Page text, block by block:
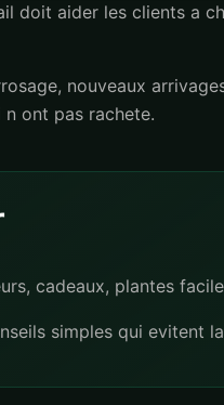
doit aider les clients a
nouveaux
ont pas rachete.
cadeaux, plantes
simples qui evitent